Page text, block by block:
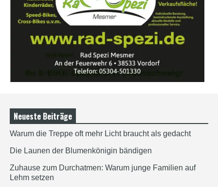
Neueste Beiträge
Warum die Treppe oft mehr Licht braucht als gedacht
Die Launen der Blumenkönigin bändigen
Zuhause zum Durchatmen: Warum junge Familien auf
Lehm setzen